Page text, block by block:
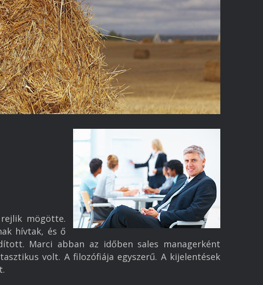
mögötte.
hívtak, és ő
Marci abban az időben sales managerként
volt. A filozófiája egyszerű. A kijelentések